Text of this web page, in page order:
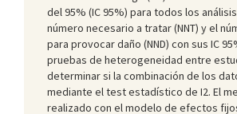
del 95% (IC 95%) para todos los
número necesario a tratar (NNT) y el
para provocar daño (NND) con sus IC
pruebas de heterogeneidad entre
determinar si la combinación de los
mediante el test estadístico de I2. El
realizado con el modelo de efectos